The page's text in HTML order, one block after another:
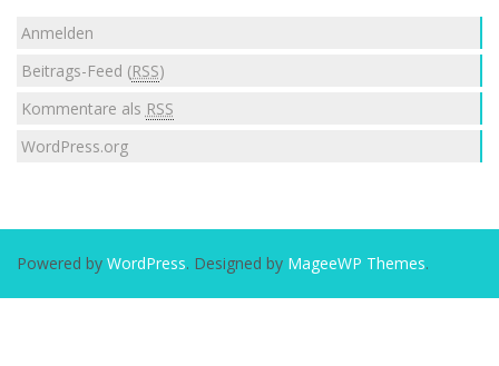
Anmelden
Beitrags-Feed (RSS)
Kommentare als RSS
WordPress.org
Powered by WordPress. Designed by MageeWP Themes.